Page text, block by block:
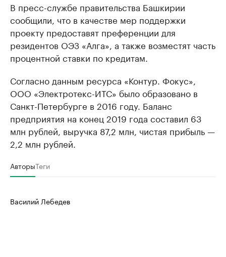
В пресс-службе правительства Башкирии
сообщили, что в качестве мер поддержки
проекту предоставят преференции для
резидентов ОЭЗ «Алга», а также возместят часть
процентной ставки по кредитам.
Согласно данным ресурса «Контур. Фокус»,
ООО «Электротекс-ИТС» было образовано в
Санкт-Петербурге в 2016 году. Баланс
предприятия на конец 2019 года составил 63
млн рублей, выручка 87,2 млн, чистая прибыль —
2,2 млн рублей.
АвторыТеги
Василий Лебедев